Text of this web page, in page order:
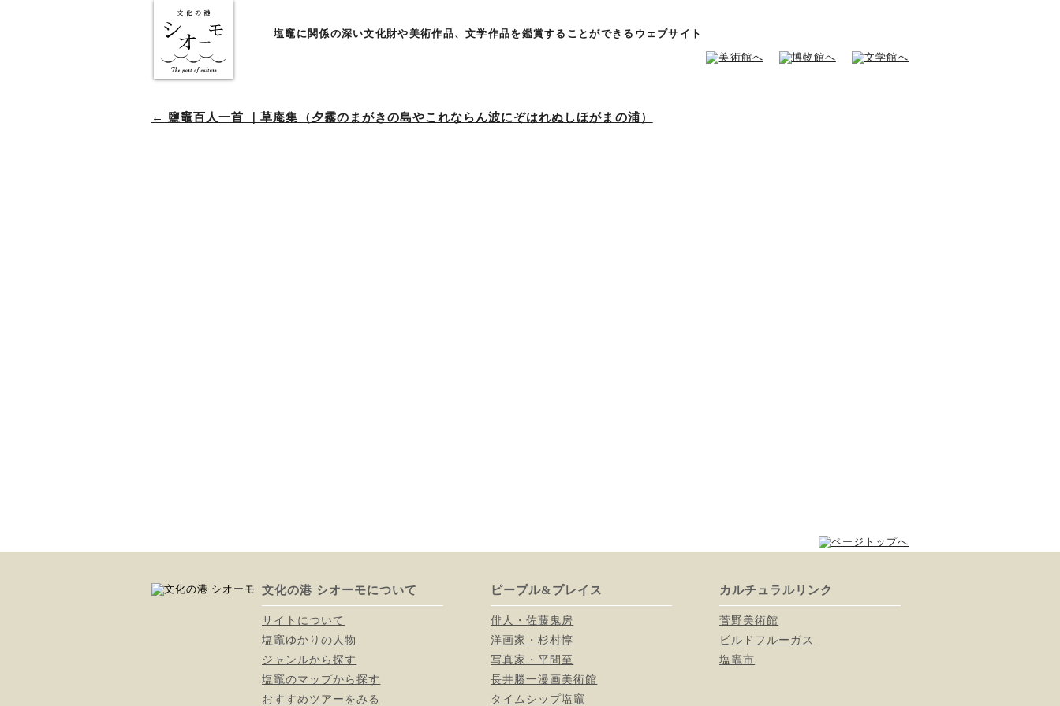
塩竈に関係の深い文化財や美術作品、文学作品を鑑賞することができるウェブサイト
← 鹽竈百人一首 ｜草庵集（夕霧のまがきの島やこれならん波にぞはれぬしほがまの浦）
文化の港 シオーモについて
サイトについて
塩竈ゆかりの人物
ジャンルから探す
塩竈のマップから探す
おすすめツアーをみる
ピープル&プレイス
俳人・佐藤鬼房
洋画家・杉村惇
写真家・平間至
長井勝一漫画美術館
タイムシップ塩竈
カルチュラルリンク
菅野美術館
ビルドフルーガス
塩竈市